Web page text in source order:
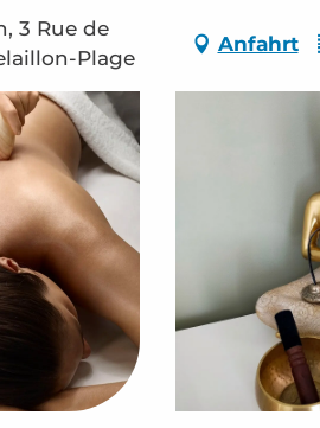
3 Rue de
Plage
Anfahrt